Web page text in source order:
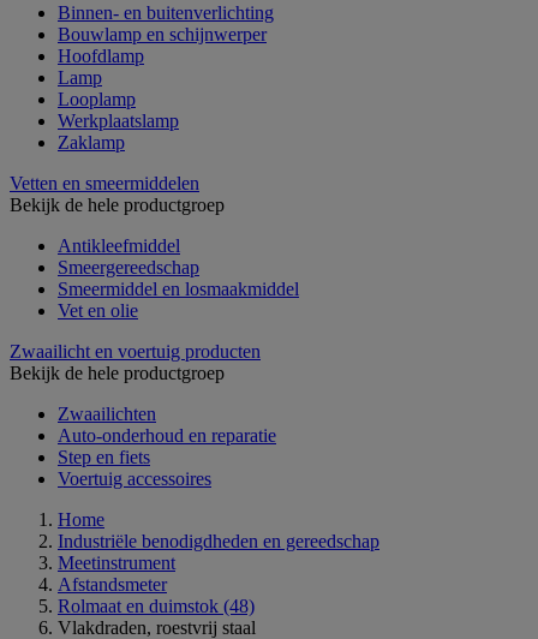
Binnen- en buitenverlichting
Bouwlamp en schijnwerper
Hoofdlamp
Lamp
Looplamp
Werkplaatslamp
Zaklamp
Vetten en smeermiddelen
Bekijk de hele productgroep
Antikleefmiddel
Smeergereedschap
Smeermiddel en losmaakmiddel
Vet en olie
Zwaailicht en voertuig producten
Bekijk de hele productgroep
Zwaailichten
Auto-onderhoud en reparatie
Step en fiets
Voertuig accessoires
Home
Industriële benodigdheden en gereedschap
Meetinstrument
Afstandsmeter
Rolmaat en duimstok (48)
Vlakdraden, roestvrij staal